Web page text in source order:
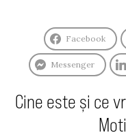
Facebook
Messenger
Cine este și ce